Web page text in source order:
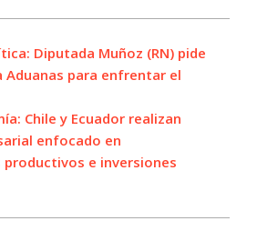
Diputada Muñoz (RN) pide
Aduanas para enfrentar el
Chile y Ecuador realizan
enfocado en
e inversiones